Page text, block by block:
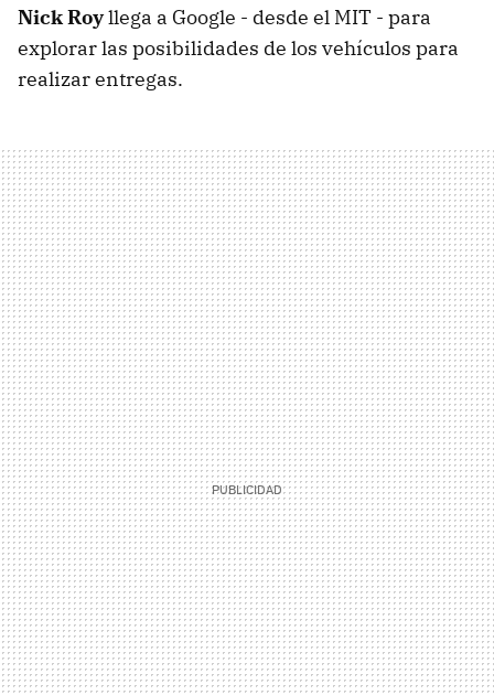
Nick Royllega a Google - desde el MIT - para
explorar las posibilidades de los vehículos para
realizar entregas.